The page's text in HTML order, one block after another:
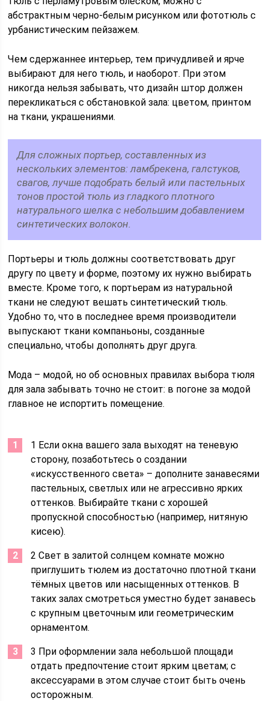
абстрактным черно-белым рисунком или фототюль с
урбанистическим пейзажем.
Чем сдержаннее интерьер, тем причудливей и ярче
выбирают для него тюль, и наоборот. При этом
никогда нельзя забывать, что дизайн штор должен
перекликаться с обстановкой зала: цветом, принтом
на ткани, украшениями.
Для сложных портьер, составленных из
нескольких элементов: ламбрекена, галстуков,
свагов, лучше подобрать белый или пастельных
тонов простой тюль из гладкого плотного
натурального шелка с небольшим добавлением
синтетических волокон.
Портьеры и тюль должны соответствовать друг
другу по цвету и форме, поэтому их нужно выбирать
вместе. Кроме того, к портьерам из натуральной
ткани не следуют вешать синтетический тюль.
Удобно то, что в последнее время производители
выпускают ткани компаньоны, созданные
специально, чтобы дополнять друг друга.
Мода – модой, но об основных правилах выбора тюля
для зала забывать точно не стоит: в погоне за модой
главное не испортить помещение.
1 Если окна вашего зала выходят на теневую
сторону, позаботьтесь о создании
«искусственного света» – дополните занавесями
пастельных, светлых или не агрессивно ярких
оттенков. Выбирайте ткани с хорошей
пропускной способностью (например, нитяную
кисею).
2 Свет в залитой солнцем комнате можно
приглушить тюлем из достаточно плотной ткани
тёмных цветов или насыщенных оттенков. В
таких залах смотреться уместно будет занавесь
с крупным цветочным или геометрическим
орнаментом.
3 При оформлении зала небольшой площади
отдать предпочтение стоит ярким цветам; с
аксессуарами в этом случае стоит быть очень
осторожным.